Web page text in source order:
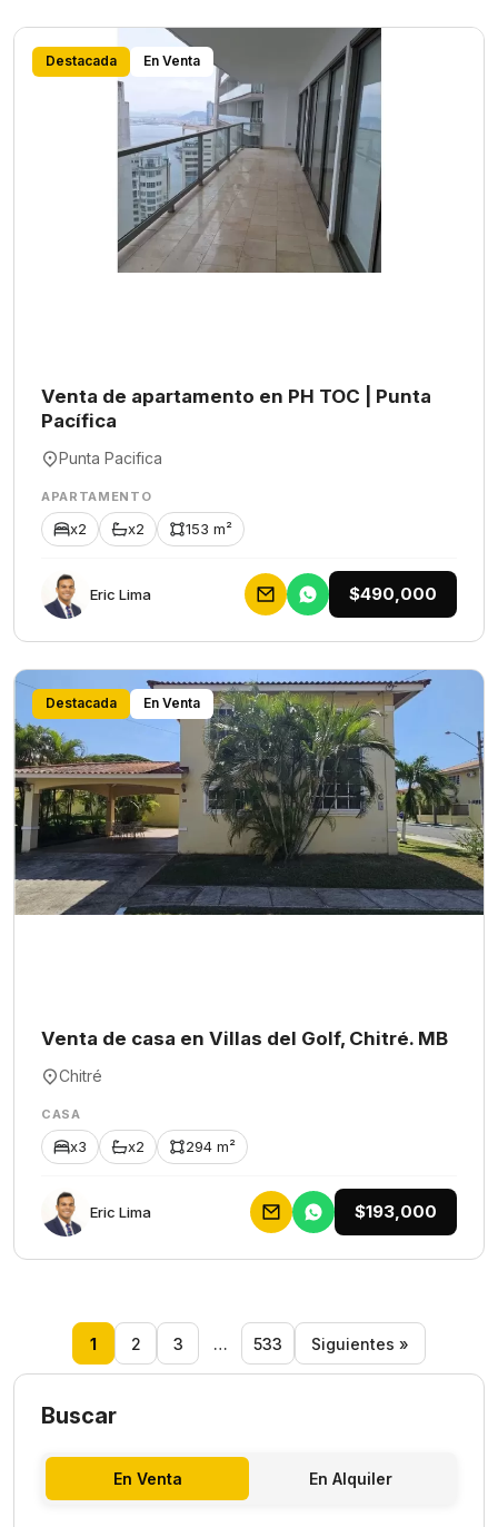
Destacada En Venta
Venta de apartamento en PH TOC | Punta
Pacífica
Punta Pacifica
APARTAMENTO
x2 x2 153 m²
Eric Lima $490,000
Destacada En Venta
Venta de casa en Villas del Golf, Chitré. MB
Chitré
CASA
x3 x2 294 m²
Eric Lima $193,000
1 2 3 … 533 Siguientes »
Buscar
En Venta En Alquiler